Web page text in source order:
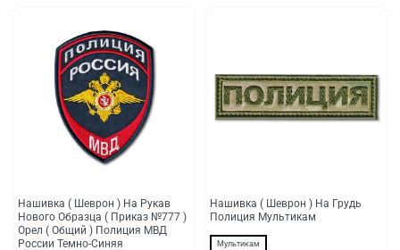
Нашивка ( Шеврон ) На Рукав
Нового Образца ( Приказ №777 )
Орел ( Общий ) Полиция МВД
России Темно-Синяя
Нашивка ( Шеврон ) На Грудь
Полиция Мультикам
Мультикам